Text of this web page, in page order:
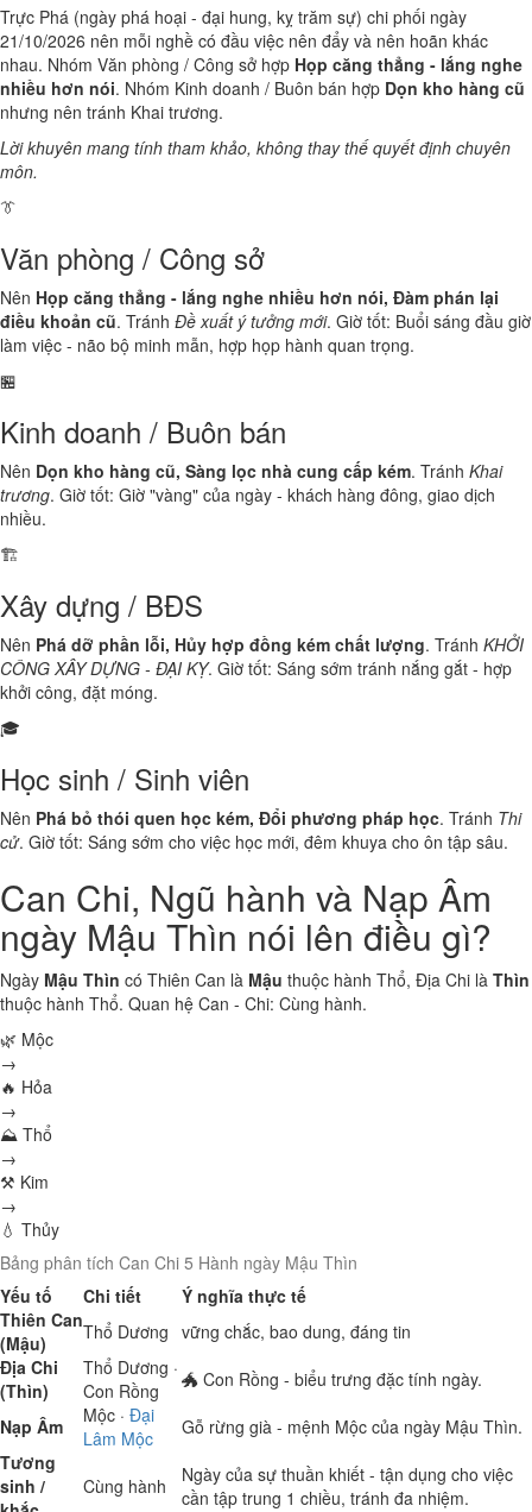
Trực Phá (ngày phá hoại - đại hung, kỵ trăm sự) chi phối ngày
21/10/2026 nên mỗi nghề có đầu việc nên đẩy và nên hoãn khác
nhau. Nhóm Văn phòng / Công sở hợp Họp căng thẳng - lắng nghe
nhiều hơn nói. Nhóm Kinh doanh / Buôn bán hợp Dọn kho hàng cũ
nhưng nên tránh Khai trương.
Lời khuyên mang tính tham khảo, không thay thế quyết định chuyên
môn.
👔
Văn phòng / Công sở
Nên Họp căng thẳng - lắng nghe nhiều hơn nói, Đàm phán lại
điều khoản cũ. Tránh Đề xuất ý tưởng mới. Giờ tốt: Buổi sáng đầu giờ
làm việc - não bộ minh mẫn, hợp họp hành quan trọng.
🏪
Kinh doanh / Buôn bán
Nên Dọn kho hàng cũ, Sàng lọc nhà cung cấp kém. Tránh Khai
trương. Giờ tốt: Giờ "vàng" của ngày - khách hàng đông, giao dịch
nhiều.
🏗️
Xây dựng / BĐS
Nên Phá dỡ phần lỗi, Hủy hợp đồng kém chất lượng. Tránh KHỞI
CÔNG XÂY DỰNG - ĐẠI KỴ. Giờ tốt: Sáng sớm tránh nắng gắt - hợp
khởi công, đặt móng.
🎓
Học sinh / Sinh viên
Nên Phá bỏ thói quen học kém, Đổi phương pháp học. Tránh Thi
cử. Giờ tốt: Sáng sớm cho việc học mới, đêm khuya cho ôn tập sâu.
Can Chi, Ngũ hành và Nạp Âm
ngày Mậu Thìn nói lên điều gì?
Ngày Mậu Thìn có Thiên Can là Mậu thuộc hành Thổ, Địa Chi là Thìn
thuộc hành Thổ. Quan hệ Can - Chi: Cùng hành.
🌿 Mộc
→
🔥 Hỏa
→
⛰ Thổ
→
⚒ Kim
→
💧 Thủy
Bảng phân tích Can Chi 5 Hành ngày Mậu Thìn
Yếu tố
Chi tiết
Ý nghĩa thực tế
Thiên Can
(Mậu)
Thổ Dương vững chắc, bao dung, đáng tin
Địa Chi
(Thìn)
Thổ Dương ·
Con Rồng
🐲 Con Rồng - biểu trưng đặc tính ngày.
Nạp Âm
Mộc · Đại
Lâm Mộc
Gỗ rừng già - mệnh Mộc của ngày Mậu Thìn.
Tương
sinh /
Cùng hành
Ngày của sự thuần khiết - tận dụng cho việc
cần tập trung 1 chiều, tránh đa nhiệm.